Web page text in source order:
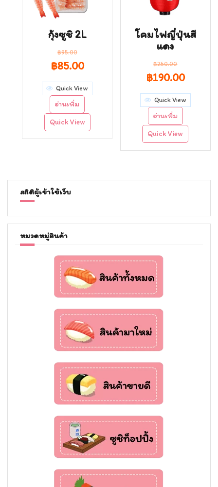
กุ้งซูชิ 2L
฿95.00
Original
price
was:
฿95.00.
฿85.00Current
price
is:
฿85.00.
Quick View
อ่านเพิ่ม
Quick View
โคมไฟญี่ปุ่นสี
แดง
฿250.00
Original
price
was:
฿250.00.
฿190.00
price
is:
฿
Quick View
อ่านเพิ่ม
Quick View
สถิติผู้เข้าใช้เว็บ
หมวดหมู่สินค้า